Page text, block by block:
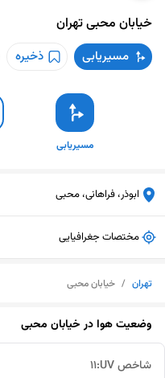
خیابان محبیتهران
مسیریابی ذخیره
مسیریابی
ابوذر، فراهانی، محبی
مختصات جغرافیایی
تهران / خیابان محبی
وضعیت هوا درخیابان محبی
شاخص UV: 11